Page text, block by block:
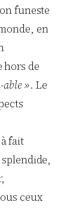
funeste
en
hors de
able ». Le
fait
ceux